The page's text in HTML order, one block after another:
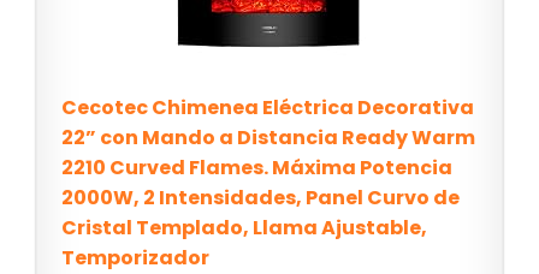
Cecotec Chimenea Eléctrica Decorativa
22” con Mando a Distancia Ready Warm
2210 Curved Flames. Máxima Potencia
2000W, 2 Intensidades, Panel Curvo de
Cristal Templado, Llama Ajustable,
Temporizador